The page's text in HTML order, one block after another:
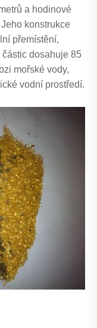
a hodinové
konstrukce
přemístění,
dosahuje 85
mořské vody,
vodní prostředí.